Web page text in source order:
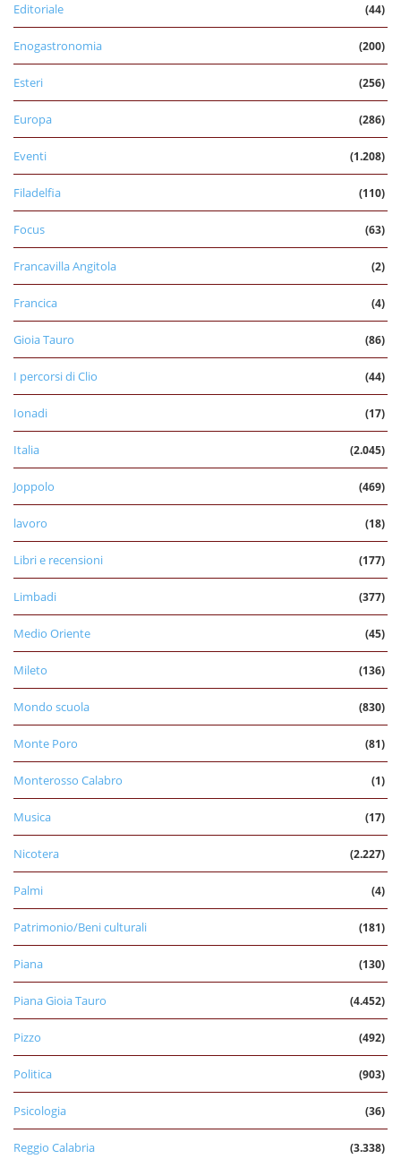
Editoriale (44)
Enogastronomia (200)
Esteri (256)
Europa (286)
Eventi (1.208)
Filadelfia (110)
Focus (63)
Francavilla Angitola (2)
Francica (4)
Gioia Tauro (86)
I percorsi di Clio (44)
Ionadi (17)
Italia (2.045)
Joppolo (469)
lavoro (18)
Libri e recensioni (177)
Limbadi (377)
Medio Oriente (45)
Mileto (136)
Mondo scuola (830)
Monte Poro (81)
Monterosso Calabro (1)
Musica (17)
Nicotera (2.227)
Palmi (4)
Patrimonio/Beni culturali (181)
Piana (130)
Piana Gioia Tauro (4.452)
Pizzo (492)
Politica (903)
Psicologia (36)
Reggio Calabria (3.338)